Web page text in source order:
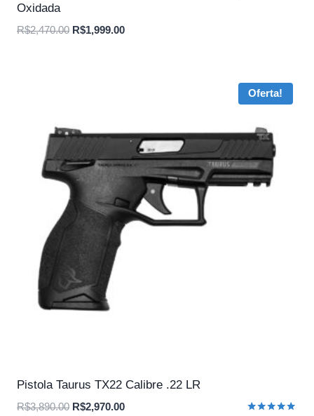
Oxidada
R$2,470.00 O
R$1,999.00O
Oferta!
Pistola Taurus TX22 Calibre .22 LR
R$3,890.00 O
R$2,970.00O